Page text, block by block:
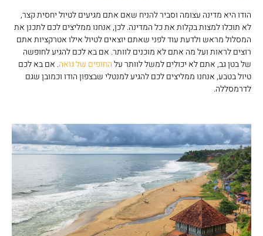
הודו היא מדינה עצומה וסביר להניח שאם אתם מגיעים לטיול יחסית קצר,
לא תוכלו למצות בקלות את כל המדינה. לכן, אנחנו ממליצים לכם לתכנן את
המסלול מראש ולדעת עוד לפני שאתם יוצאים לטיול אילו אטרקציות אתם
רוצים לראות ועל מה אתם לא מוכנים לוותר. אם בא לכם להגיע לחופשה
של בטן גב, אתם לא יכולים למשל לוותר עלהחופים של גואה. אם בא לכם
טיול בטבע, אנחנו ממליצים לכם להגיע למנטלי שבצפון הודו וכמובן שגם
לדרמסללה.